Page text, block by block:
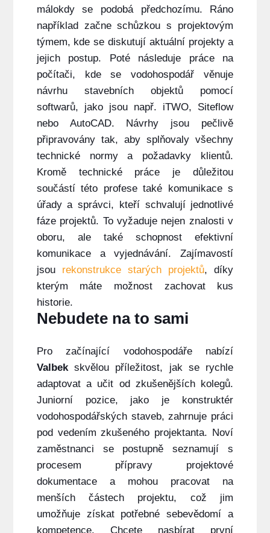
málokdy se podobá předchozímu. Ráno
například začne schůzkou s projektovým
týmem, kde se diskutují aktuální projekty a
jejich postup. Poté následuje práce na
počítači, kde se vodohospodář věnuje
návrhu stavebních objektů pomocí
softwarů, jako jsou např. iTWO, Siteflow
nebo AutoCAD. Návrhy jsou pečlivě
připravovány tak, aby splňovaly všechny
technické normy a požadavky klientů.
Kromě technické práce je důležitou
součástí této profese také komunikace s
úřady a správci, kteří schvalují jednotlivé
fáze projektů. To vyžaduje nejen znalosti v
oboru, ale také schopnost efektivní
komunikace a vyjednávání. Zajímavostí
jsou rekonstrukce starých projektů, díky
kterým máte možnost zachovat kus
historie.
Nebudete na to sami
Pro začínající vodohospodáře nabízí
Valbekskvělou příležitost, jak se rychle
adaptovat a učit od zkušenějších kolegů.
Juniorní pozice, jako je konstruktér
vodohospodářských staveb, zahrnuje práci
pod vedením zkušeného projektanta. Noví
zaměstnanci se postupně seznamují s
procesem přípravy projektové
dokumentace a mohou pracovat na
menších částech projektu, což jim
umožňuje získat potřebné sebevědomí a
kompetence. Chcete nasbírat první